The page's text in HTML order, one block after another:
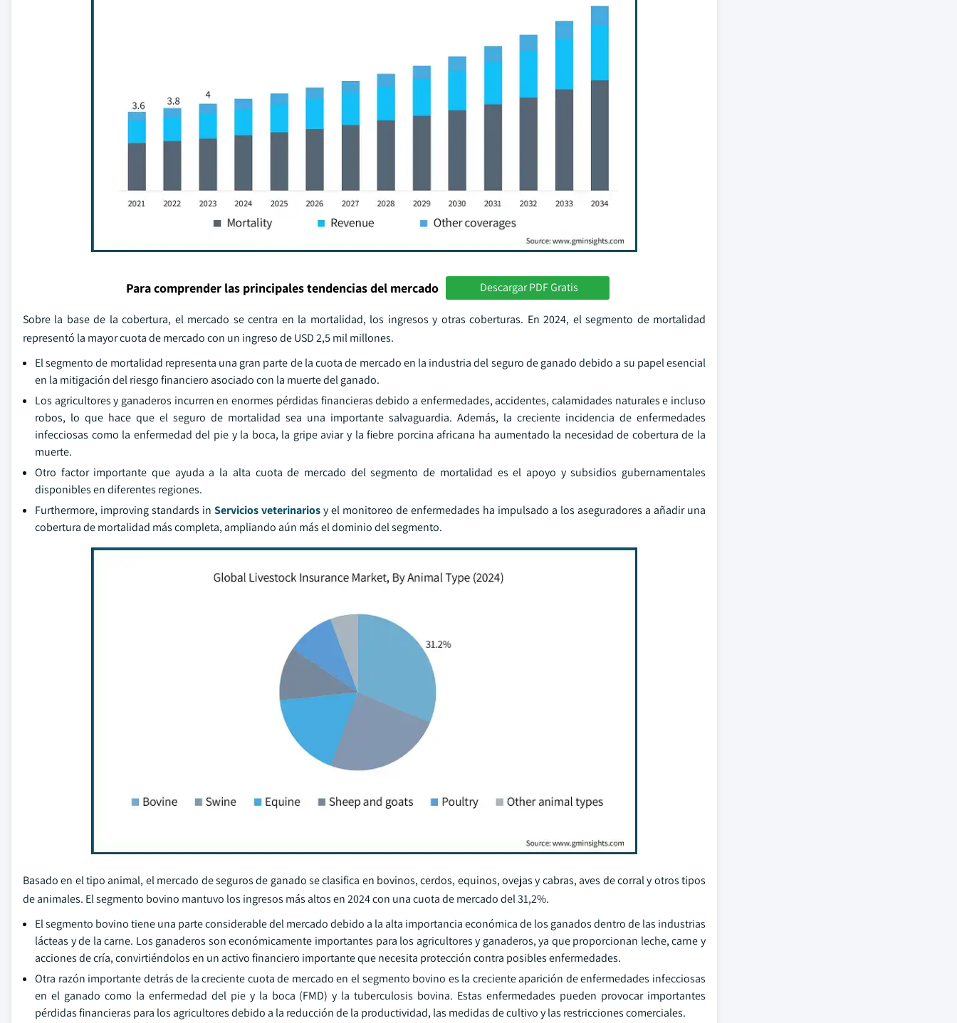
Para comprender las principales tendencias del mercado Descargar PDF Gratis
Sobre la base de la cobertura, el mercado se centra en la mortalidad, los ingresos y otras coberturas. En 2024, el segmento de mortalidad
representó la mayor cuota de mercado con un ingreso de USD 2,5 mil millones.
El segmento de mortalidad representa una gran parte de la cuota de mercado en la industria del seguro de ganado debido a su papel esencial
en la mitigación del riesgo financiero asociado con la muerte del ganado.
Los agricultores y ganaderos incurren en enormes pérdidas financieras debido a enfermedades, accidentes, calamidades naturales e incluso
robos, lo que hace que el seguro de mortalidad sea una importante salvaguardia. Además, la creciente incidencia de enfermedades
infecciosas como la enfermedad del pie y la boca, la gripe aviar y la fiebre porcina africana ha aumentado la necesidad de cobertura de la
muerte.
Otro factor importante que ayuda a la alta cuota de mercado del segmento de mortalidad es el apoyo y subsidios gubernamentales
disponibles en diferentes regiones.
Furthermore, improving standards in Servicios veterinariosy el monitoreo de enfermedades ha impulsado a los aseguradores a añadir una
cobertura de mortalidad más completa, ampliando aún más el dominio del segmento.
Basado en el tipo animal, el mercado de seguros de ganado se clasifica en bovinos, cerdos, equinos, ovejas y cabras, aves de corral y otros tipos
de animales. El segmento bovino mantuvo los ingresos más altos en 2024 con una cuota de mercado del 31,2%.
El segmento bovino tiene una parte considerable del mercado debido a la alta importancia económica de los ganados dentro de las industrias
lácteas y de la carne. Los ganaderos son económicamente importantes para los agricultores y ganaderos, ya que proporcionan leche, carne y
acciones de cría, convirtiéndolos en un activo financiero importante que necesita protección contra posibles enfermedades.
Otra razón importante detrás de la creciente cuota de mercado en el segmento bovino es la creciente aparición de enfermedades infecciosas
en el ganado como la enfermedad del pie y la boca (FMD) y la tuberculosis bovina. Estas enfermedades pueden provocar importantes
pérdidas financieras para los agricultores debido a la reducción de la productividad, las medidas de cultivo y las restricciones comerciales.